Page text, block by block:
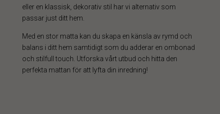
eller en klassisk, dekorativ stil har vi alternativ som
passar just ditt hem.
Med en stor matta kan du skapa en känsla av rymd och
balans i ditt hem samtidigt som du adderar en ombonad
och stilfull touch. Utforska vårt utbud och hitta den
perfekta mattan för att lyfta din inredning!